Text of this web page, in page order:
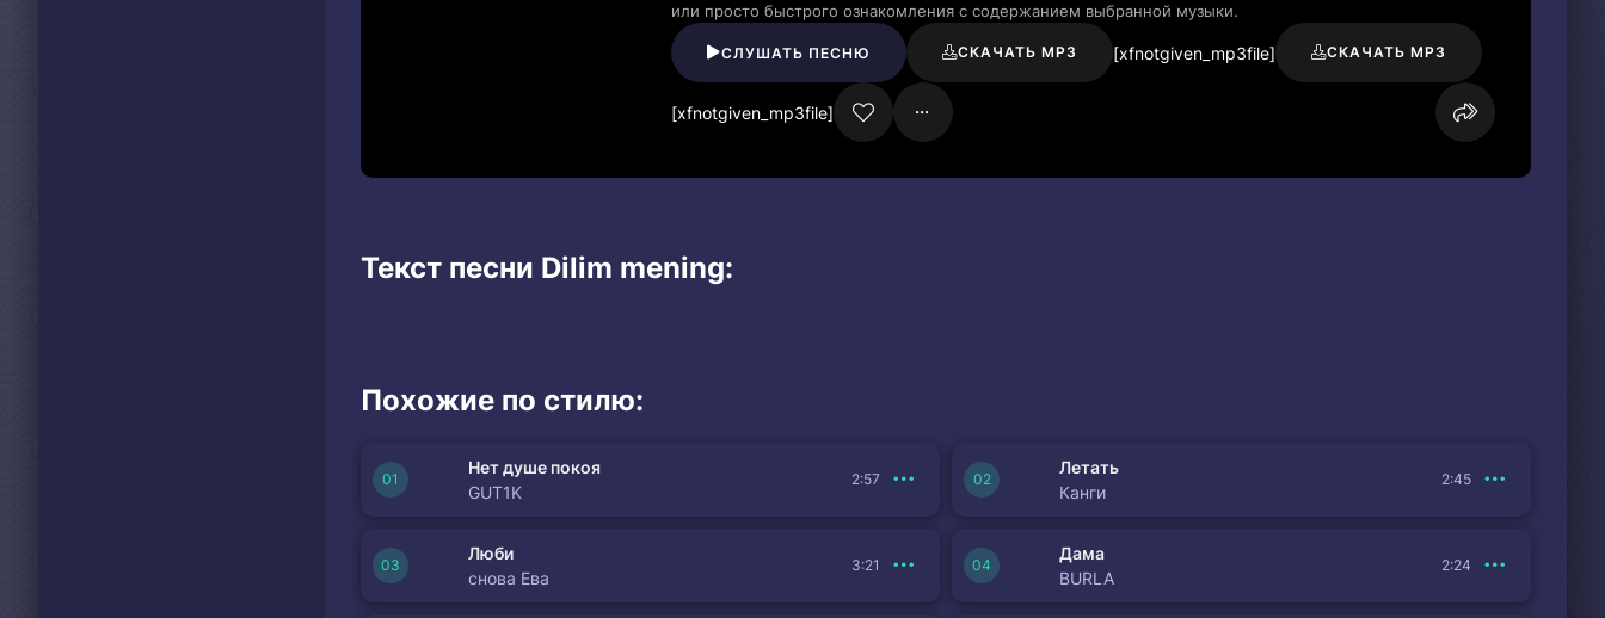
или просто быстрого ознакомления с содержанием выбранной музыки.
СЛУШАТЬ ПЕСНЮ СКАЧАТЬ MP3 [xfnotgiven_mp3file] СКАЧАТЬ MP3
[xfnotgiven_mp3file]
Текст песни Dilim mening:
Похожие по стилю:
Нет душе покоя
GUT1K
2:57
Летать
Канги
2:45
Люби
снова Ева
3:21
Дама
BURLA
2:24